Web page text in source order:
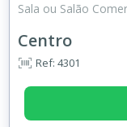
Sala ou Salão
Centro
Ref: 4301